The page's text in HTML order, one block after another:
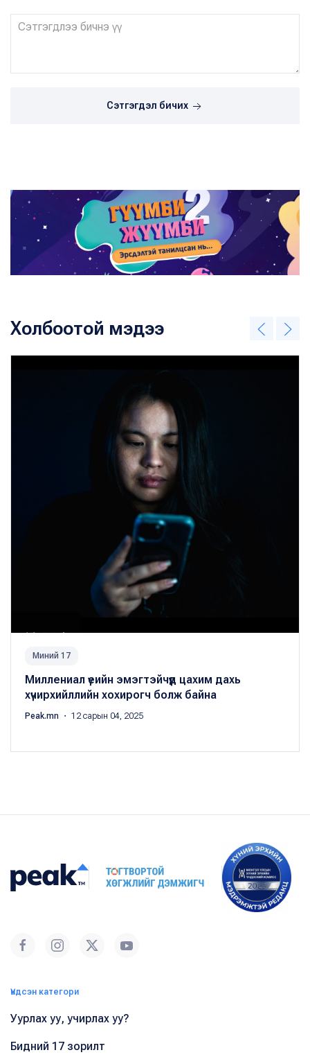
Сэтгэгдэл бичих
Холбоотой мэдээ
Миний 17
Миллениал үеийн эмэгтэйчүүд цахим дахь
хүчирхийллийн хохирогч болж байна
Peak.mn ・ 12 сарын 04, 2025
Үндсэн категори
Уурлах уу, учирлах уу?
Бидний 17 зорилт